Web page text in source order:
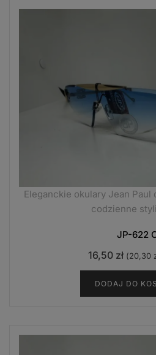
Eleganckie okulary Jean Paul
codzienne
JP-622
16,50 zł (20,30
DODAJ DO